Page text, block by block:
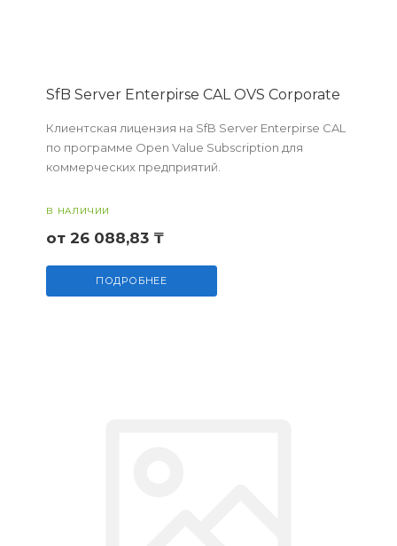
SfB Server Enterpirse CAL OVS Corporate
Клиентская лицензия на SfB Server Enterpirse CAL
по программе Open Value Subscription для
коммерческих предприятий.
В НАЛИЧИИ
от 26 088,83 ₸
ПОДРОБНЕЕ